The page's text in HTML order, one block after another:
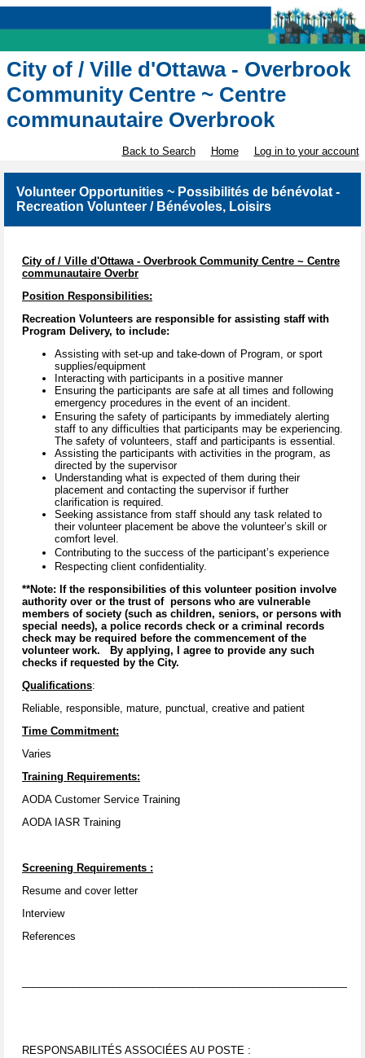
City of / Ville d'Ottawa - Overbrook
Community Centre ~ Centre
communautaire Overbrook
Back to Search Home Log in to your account
Volunteer Opportunities ~ Possibilités de bénévolat -
Recreation Volunteer / Bénévoles, Loisirs
City of / Ville d'Ottawa - Overbrook Community Centre ~ Centre
communautaire Overbr
Position Responsibilities:
Recreation Volunteers are responsible for assisting staff with
Program Delivery, to include:
Assisting with set-up and take-down of Program, or sport
supplies/equipment
Interacting with participants in a positive manner
Ensuring the participants are safe at all times and following
emergency procedures in the event of an incident.
Ensuring the safety of participants by immediately alerting
staff to any difficulties that participants may be experiencing.
The safety of volunteers, staff and participants is essential.
Assisting the participants with activities in the program, as
directed by the supervisor
Understanding what is expected of them during their
placement and contacting the supervisor if further
clarification is required.
Seeking assistance from staff should any task related to
their volunteer placement be above the volunteer’s skill or
comfort level.
Contributing to the success of the participant’s experience
Respecting client confidentiality.
**Note: If the responsibilities of this volunteer position involve
authority over or the trust of persons who are vulnerable
members of society (such as children, seniors, or persons with
special needs), a police records check or a criminal records
check may be required before the commencement of the
volunteer work. By applying, I agree to provide any such
checks if requested by the City.
Qualifications:
Reliable, responsible, mature, punctual, creative and patient
Time Commitment:
Varies
Training Requirements:
AODA Customer Service Training
AODA IASR Training
Screening Requirements :
Resume and cover letter
Interview
References
RESPONSABILITÉS ASSOCIÉES AU POSTE :